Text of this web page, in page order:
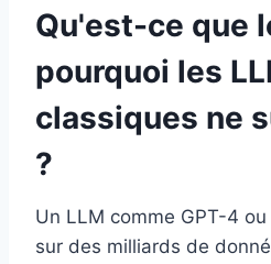
Qu'est-ce que
pourquoi les
classiques ne
?
Un LLM comme GPT-4
sur des milliards de